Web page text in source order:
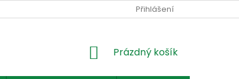
Přihlášení
NÁKUPNÍ
Prázdný košík